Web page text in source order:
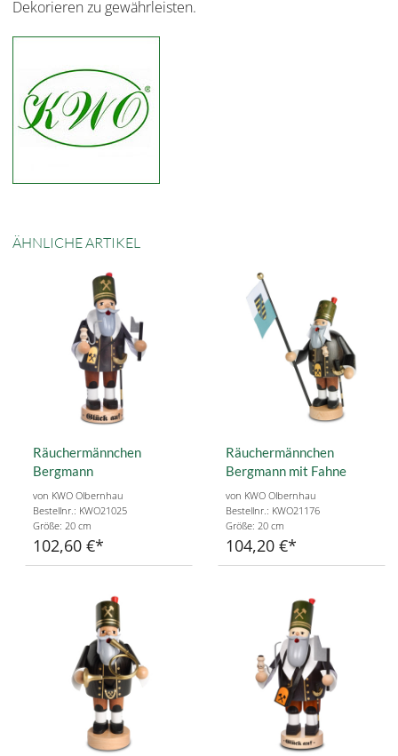
Dekorieren zu gewährleisten.
ÄHNLICHE ARTIKEL
Räuchermännchen
Bergmann
von KWO Olbernhau
Bestellnr.: KWO21025
Größe: 20 cm
102,60 €
Räuchermännchen
Bergmann mit Fahne
von KWO Olbernhau
Bestellnr.: KWO21176
Größe: 20 cm
104,20 €